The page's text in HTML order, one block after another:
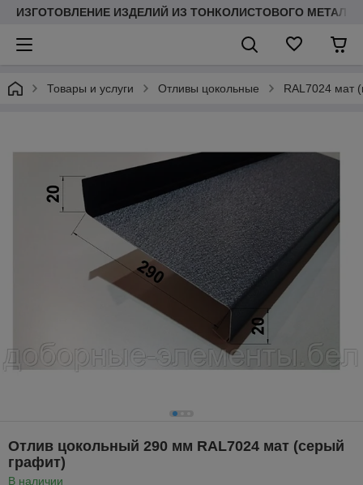
ИЗГОТОВЛЕНИЕ ИЗДЕЛИЙ ИЗ ТОНКОЛИСТОВОГО
Товары и услуги Отливы цокольные RAL7024 мат
Отлив цокольный 290 мм RAL7024 мат (серый
графит)
В наличии